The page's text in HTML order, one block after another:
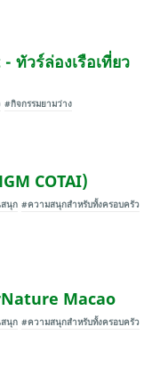
ทัวร์ล่องเรือเที่ยว
#กิจกรรมยามว่าง
COTAI)
นุก #ความสนุกสำหรับทั้งครอบครัว
Macao
นุก #ความสนุกสำหรับทั้งครอบครัว